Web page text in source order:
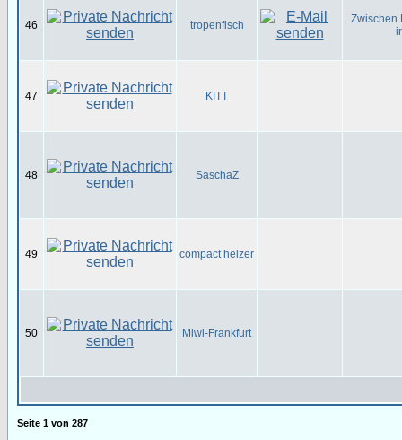
46 tropenfisch
Zwischen
47 KITT
48 SaschaZ
49 compact heizer
50 Miwi-Frankfurt
Seite 1 von 287